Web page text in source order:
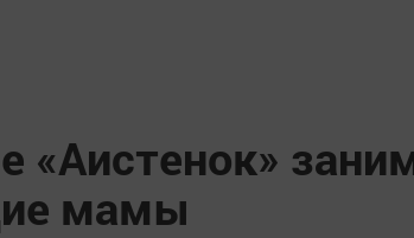
«Аистенок»
мамы